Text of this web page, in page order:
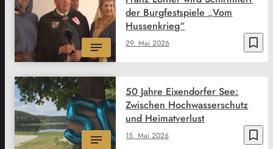
bookmark_border
29. Mai 2026
der Burgfestspiele „Vom
Hussenkrieg“
bookmark_border
15. Mai 2026
50 Jahre Eixendorfer See:
Zwischen Hochwasserschutz
und Heimatverlust